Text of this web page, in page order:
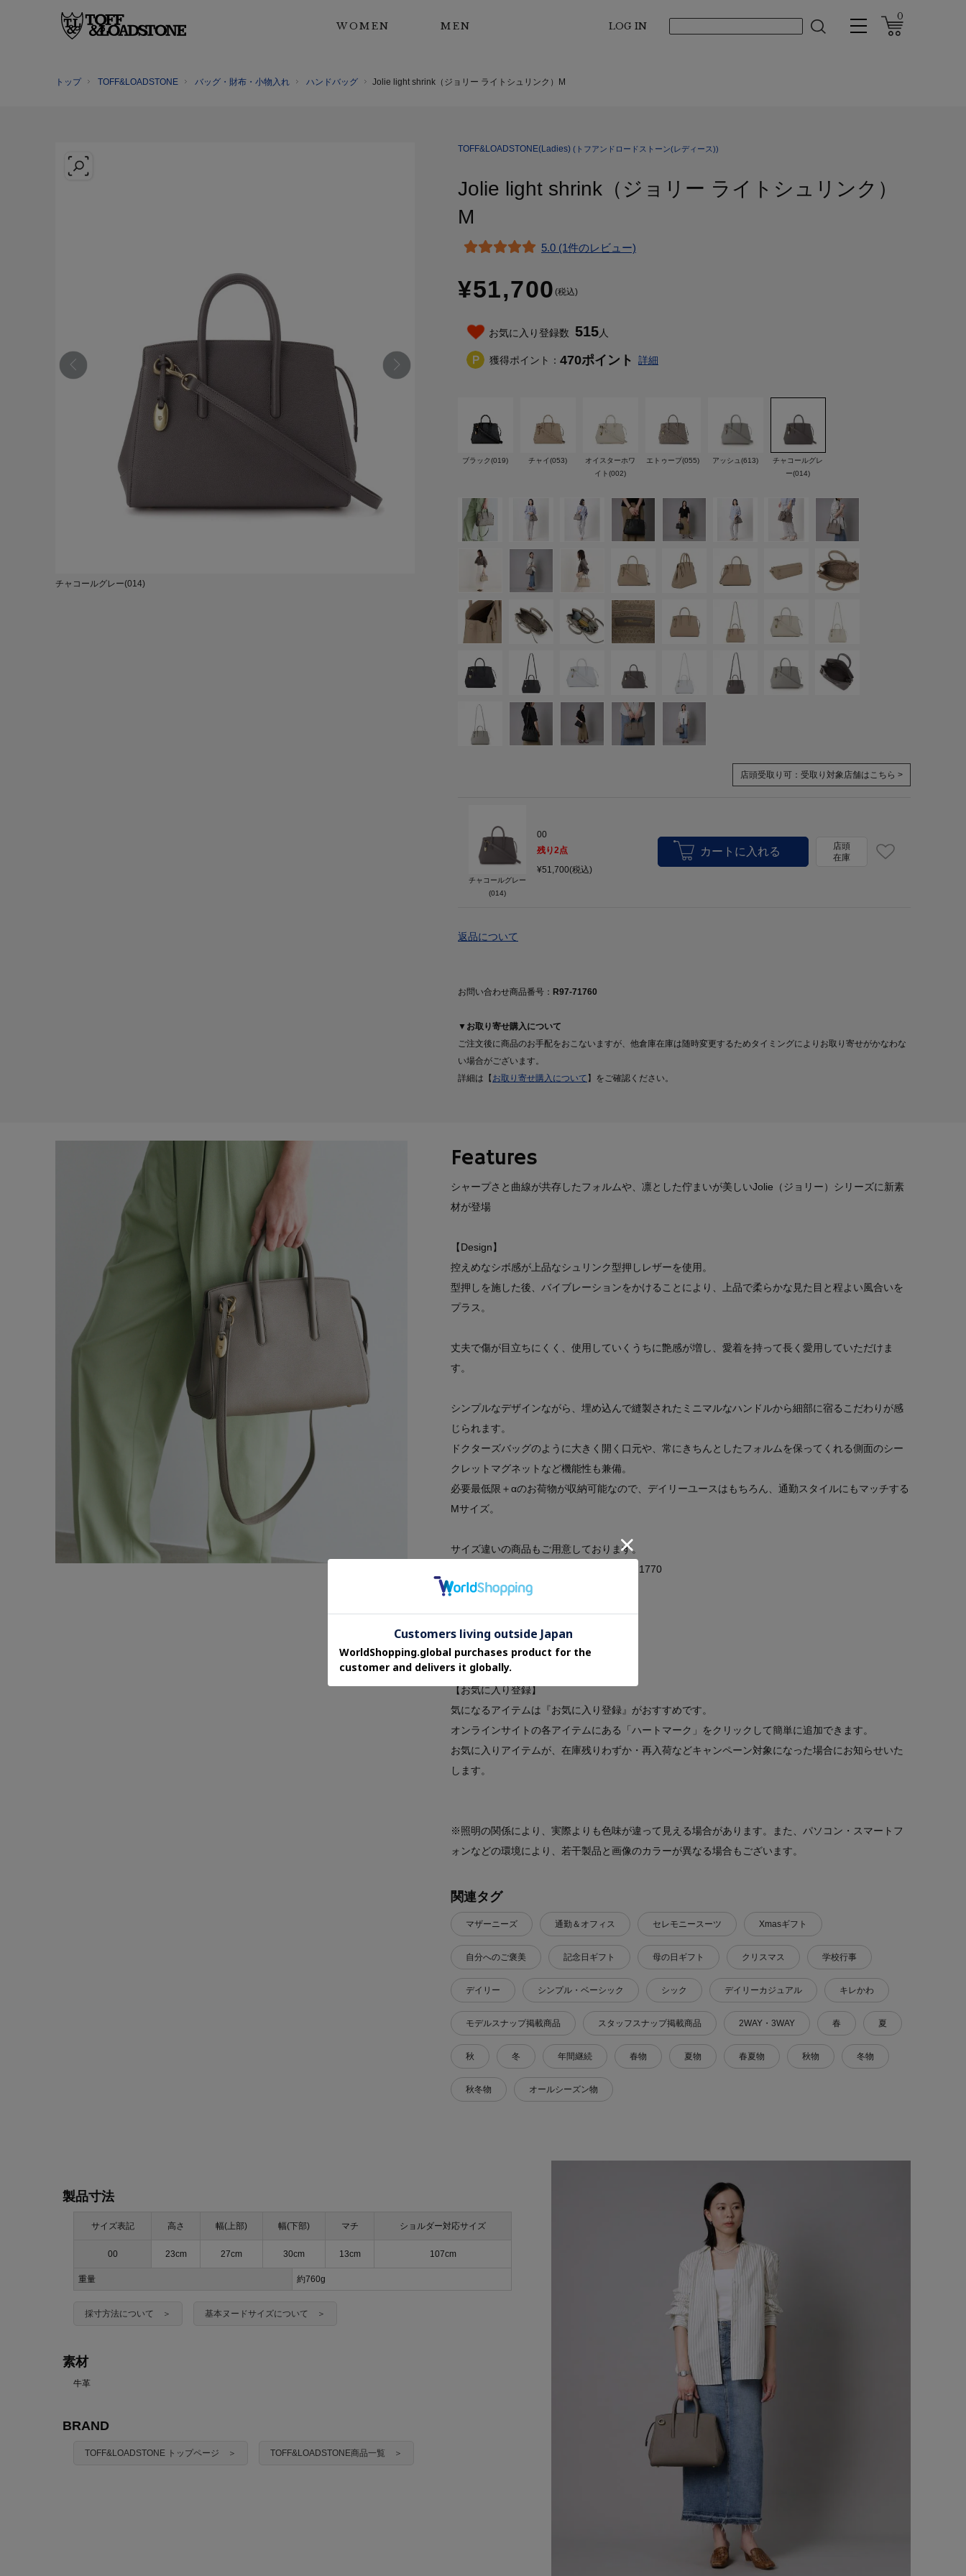
WOMEN MEN LOG IN
0
トップ TOFF&LOADSTONE バッグ・財布・小物入れ ハンドバッグ Jolie light shrink（ジョリー ライトシュリンク）M
チャコールグレー(014)
TOFF&LOADSTONE(Ladies) (トフアンドロードストーン(レディース))
Jolie light shrink（ジョリー ライトシュリンク）
M
5.0 (1件のレビュー)
¥51,700 (税込)
お気に入り登録数 515人
獲得ポイント： 470ポイント 詳細
ブラック(019) チャイ(053)
オイスターホワ
イト(002)
エトゥープ(055) アッシュ(613)
チャコールグレ
ー(014)
店頭受取り可： 受取り対象店舗はこちら >
チャコールグレー
(014)
00
残り2点
¥51,700(税込)
店頭
在庫
返品について
お問い合わせ商品番号： R97-71760
▼お取り寄せ購入について
ご注文後に商品のお手配をおこないますが、他倉庫在庫は随時変更するためタイミングによりお取り寄せがかなわな
い場合がございます。
詳細は【 お取り寄せ購入について 】をご確認ください。
Features
シャープさと曲線が共存したフォルムや、凛とした佇まいが美しいJolie（ジョリー）シリーズに新素
材が登場
【Design】
控えめなシボ感が上品なシュリンク型押しレザーを使用。
型押しを施した後、バイブレーションをかけることにより、上品で柔らかな見た目と程よい風合いを
プラス。
丈夫で傷が目立ちにくく、使用していくうちに艶感が増し、愛着を持って長く愛用していただけま
す。
シンプルなデザインながら、埋め込んで縫製されたミニマルなハンドルから細部に宿るこだわりが感
じられます。
ドクターズバッグのように大きく開く口元や、常にきちんとしたフォルムを保ってくれる側面のシー
クレットマグネットなど機能性も兼備。
必要最低限＋αのお荷物が収納可能なので、デイリーユースはもちろん、通勤スタイルにもマッチする
Mサイズ。
サイズ違いの商品もご用意しております。
ジョリー ライトシュリンク（S）：R97-71770
ジョリー リザード（M）：R97-51251
【お気に入り登録】
気になるアイテムは『お気に入り登録』がおすすめです。
オンラインサイトの各アイテムにある「ハートマーク」をクリックして簡単に追加できます。
お気に入りアイテムが、在庫残りわずか・再入荷などキャンペーン対象になった場合にお知らせいた
します。
※照明の関係により、実際よりも色味が違って見える場合があります。また、パソコン・スマートフ
ォンなどの環境により、若干製品と画像のカラーが異なる場合もございます。
関連タグ
マザーニーズ 通勤＆オフィス セレモニースーツ Xmasギフト
自分へのご褒美 記念日ギフト 母の日ギフト クリスマス 学校行事
デイリー シンプル・ベーシック シック デイリーカジュアル キレかわ
モデルスナップ掲載商品 スタッフスナップ掲載商品 2WAY・3WAY 春 夏
秋 冬 年間継続 春物 夏物 春夏物 秋物 冬物
秋冬物 オールシーズン物
製品寸法
サイズ表記 高さ 幅(上部) 幅(下部) マチ ショルダー対応サイズ
00 23cm 27cm 30cm 13cm 107cm
重量 約760g
採寸方法について ＞ 基本ヌードサイズについて ＞
素材
牛革
BRAND
TOFF&LOADSTONE トップページ ＞ TOFF&LOADSTONE商品一覧 ＞